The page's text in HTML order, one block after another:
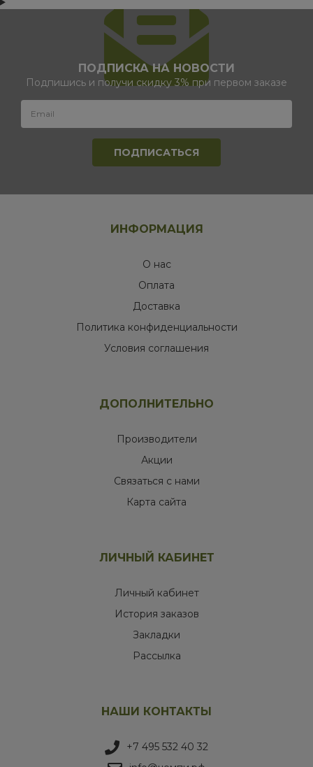
ПОДПИСКА НА НОВОСТИ
Подпишись и получи скидку 3% при первом заказе
ИНФОРМАЦИЯ
О нас
Оплата
Доставка
Политика конфиденциальности
Условия соглашения
ДОПОЛНИТЕЛЬНО
Производители
Акции
Связаться с нами
Карта сайта
ЛИЧНЫЙ КАБИНЕТ
Личный кабинет
История заказов
Закладки
Рассылка
НАШИ КОНТАКТЫ
+7 495 532 40 32